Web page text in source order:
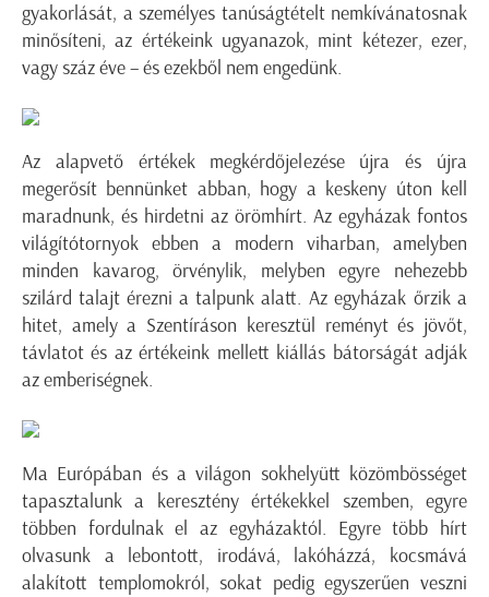
gyakorlását, a személyes tanúságtételt nemkívánatosnak
minősíteni, az értékeink ugyanazok, mint kétezer, ezer,
vagy száz éve – és ezekből nem engedünk.
Az alapvető értékek megkérdőjelezése újra és újra
megerősít bennünket abban, hogy a keskeny úton kell
maradnunk, és hirdetni az örömhírt. Az egyházak fontos
világítótornyok ebben a modern viharban, amelyben
minden kavarog, örvénylik, melyben egyre nehezebb
szilárd talajt érezni a talpunk alatt. Az egyházak őrzik a
hitet, amely a Szentíráson keresztül reményt és jövőt,
távlatot és az értékeink mellett kiállás bátorságát adják
az emberiségnek.
Ma Európában és a világon sokhelyütt közömbösséget
tapasztalunk a keresztény értékekkel szemben, egyre
többen fordulnak el az egyházaktól. Egyre több hírt
olvasunk a lebontott, irodává, lakóházzá, kocsmává
alakított templomokról, sokat pedig egyszerűen veszni